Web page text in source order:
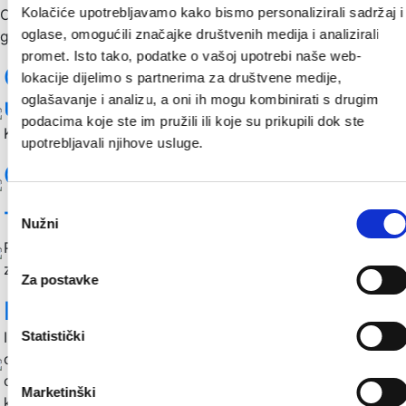
Kolačiće upotrebljavamo kako bismo personalizirali sadržaj i
oglase, omogućili značajke društvenih medija i analizirali
promet. Isto tako, podatke o vašoj upotrebi naše web-
lokacije dijelimo s partnerima za društvene medije,
oglašavanje i analizu, a oni ih mogu kombinirati s drugim
podacima koje ste im pružili ili koje su prikupili dok ste
upotrebljavali njihove usluge.
pristanka
Nužni
Za postavke
Statistički
Marketinški
Otkrijte kako Pregrada podržava poduzetništvo, inovacije i
gospodarski razvoj kroz razne programe i mogućnosti.
Gradska trgovačka društva /
ustanove
Kontakt podaci gradskih ustanova i tvrtki
Opće informacije
Tko je u zoni?
Popis poslovnih subjekata koji se nalaze u poduzetničkoj
zoni.
Mjere poticanja poduzetništva
Iskoristite potpore Grada Pregrade za poduzetnike:
oslobođenje od komunalnih doprinosa i naknada za nove i
obnovljene prostore, te subvencije kamata na poslovne